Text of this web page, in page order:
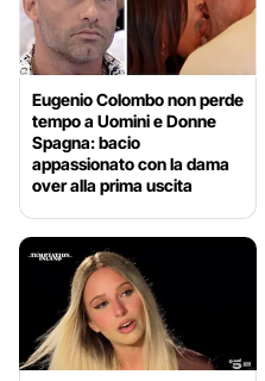
Eugenio Colombo non perde
tempo a Uomini e Donne
Spagna: bacio
appassionato con la dama
over alla prima uscita